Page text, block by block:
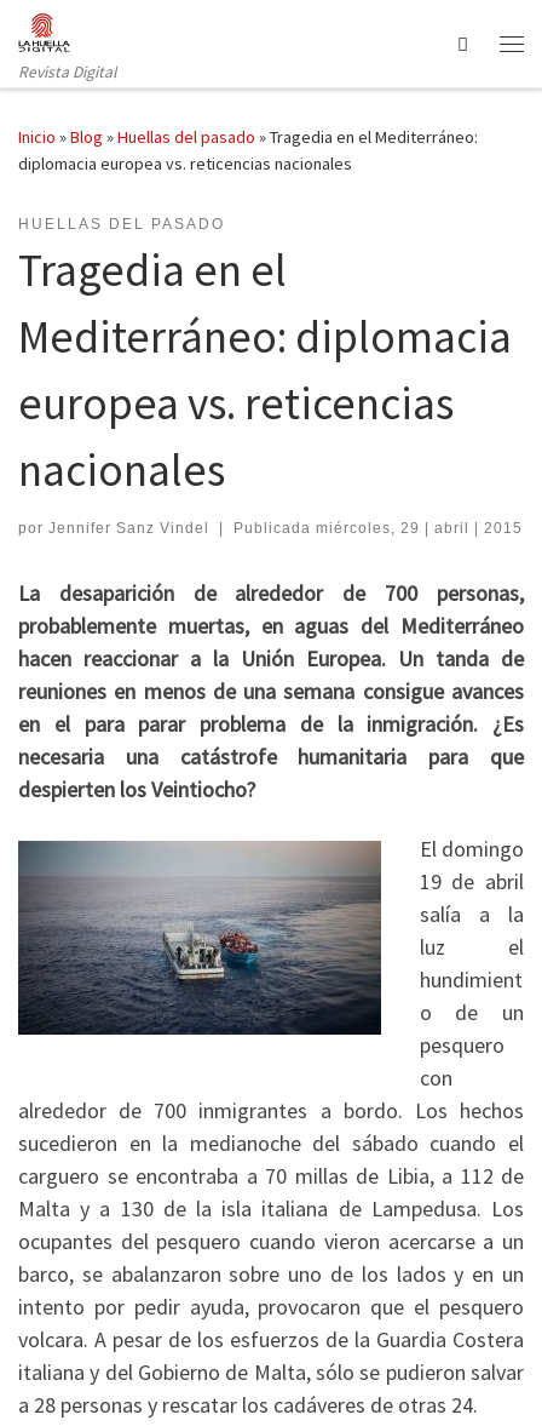
Saltar al contenido
Revista Digital
Search
Inicio »Blog »Huellas del pasado »Tragedia en el Mediterráneo:
diplomacia europea vs. reticencias nacionales
HUELLAS DEL PASADO
Tragedia en el
Mediterráneo: diplomacia
europea vs. reticencias
nacionales
por Jennifer Sanz Vindel | Publicada miércoles, 29 | abril | 2015
La desaparición de alrededor de 700 personas,
probablemente muertas, en aguas del Mediterráneo
hacen reaccionar a la Unión Europea. Un tanda de
reuniones en menos de una semana consigue avances
en el para parar problema de la inmigración. ¿Es
necesaria una catástrofe humanitaria para que
despierten los Veintiocho?
El domingo
19 de abril
salía a la
luz el
hundimient
o de un
pesquero
con
alrededor de 700 inmigrantes a bordo. Los hechos
sucedieron en la medianoche del sábado cuando el
carguero se encontraba a 70 millas de Libia, a 112 de
Malta y a 130 de la isla italiana de Lampedusa. Los
ocupantes del pesquero cuando vieron acercarse a un
barco, se abalanzaron sobre uno de los lados y en un
intento por pedir ayuda, provocaron que el pesquero
volcara. A pesar de los esfuerzos de la Guardia Costera
italiana y del Gobierno de Malta, sólo se pudieron salvar
a 28 personas y rescatar los cadáveres de otras 24.